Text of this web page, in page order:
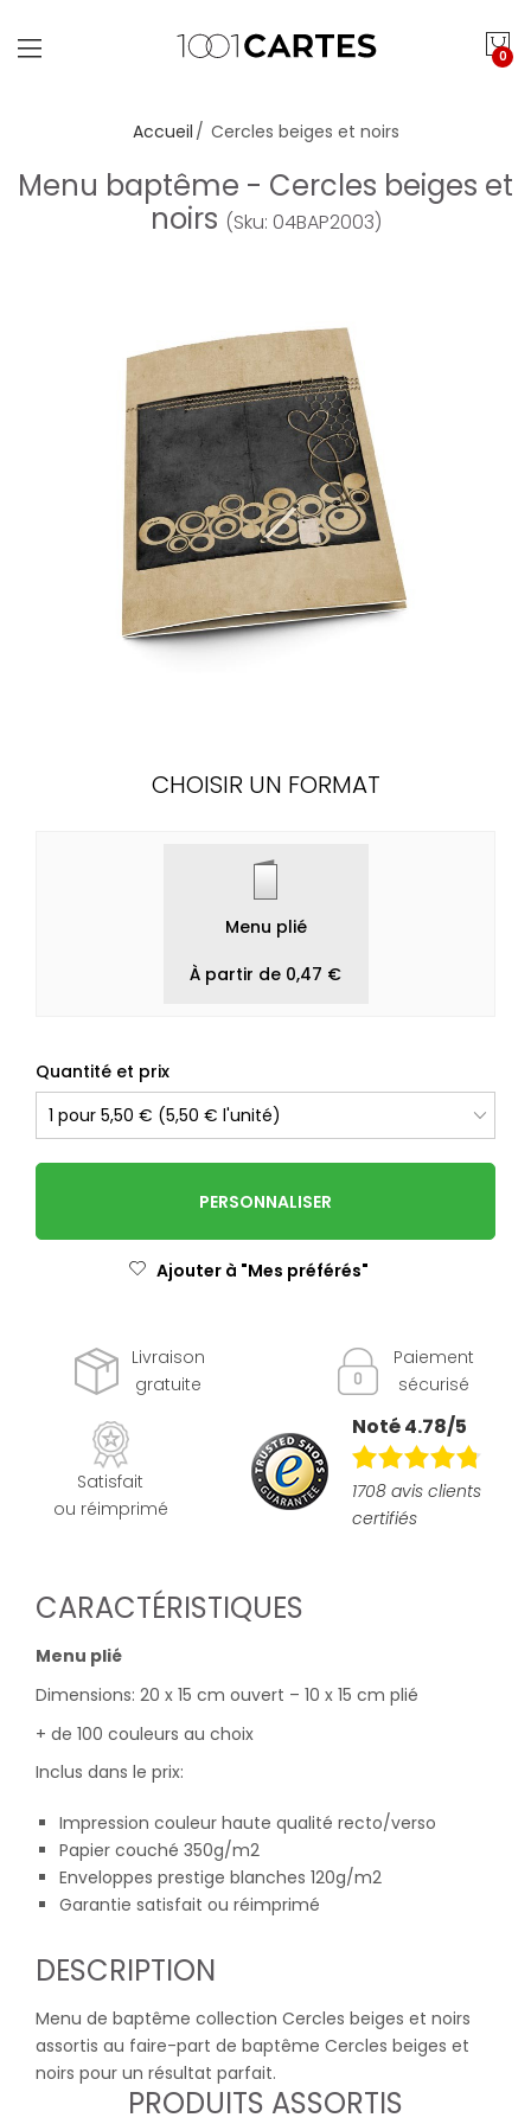
0
Accueil Cercles beiges et noirs
Menu baptême - Cercles beiges et
noirs (Sku: 04BAP2003)
CHOISIR UN FORMAT
Menu plié
À partir de 0,47 €
Quantité et prix
PERSONNALISER
Ajouter à "Mes préférés"
Livraison
gratuite
Paiement
sécurisé
Satisfait
ou réimprimé
Noté 4.78/5
1708 avis clients
certifiés
CARACTÉRISTIQUES
Menu plié
Dimensions: 20 x 15 cm ouvert – 10 x 15 cm plié
+ de 100 couleurs au choix
Inclus dans le prix:
Impression couleur haute qualité recto/verso
Papier couché 350g/m2
Enveloppes prestige blanches 120g/m2
Garantie satisfait ou réimprimé
DESCRIPTION
Menu de baptême collection Cercles beiges et noirs
assortis au faire-part de baptême Cercles beiges et
noirs pour un résultat parfait.
PRODUITS ASSORTIS